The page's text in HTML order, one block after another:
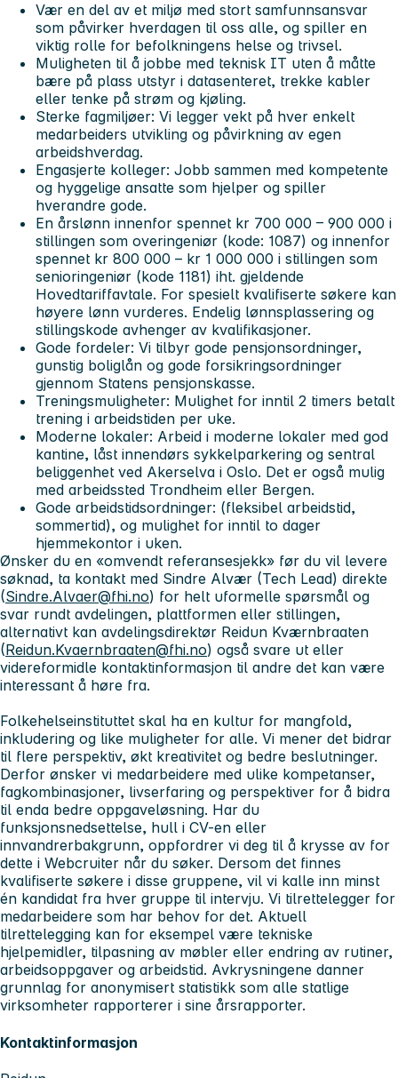
Vær en del av et miljø med stort samfunnsansvar
som påvirker hverdagen til oss alle, og spiller en
viktig rolle for befolkningens helse og trivsel.
Muligheten til å jobbe med teknisk IT uten å måtte
bære på plass utstyr i datasenteret, trekke kabler
eller tenke på strøm og kjøling.
Sterke fagmiljøer: Vi legger vekt på hver enkelt
medarbeiders utvikling og påvirkning av egen
arbeidshverdag.
Engasjerte kolleger: Jobb sammen med kompetente
og hyggelige ansatte som hjelper og spiller
hverandre gode.
En årslønn innenfor spennet kr 700 000 – 900 000 i
stillingen som overingeniør (kode: 1087) og innenfor
spennet kr 800 000 – kr 1 000 000 i stillingen som
senioringeniør (kode 1181) iht. gjeldende
Hovedtariffavtale. For spesielt kvalifiserte søkere kan
høyere lønn vurderes. Endelig lønnsplassering og
stillingskode avhenger av kvalifikasjoner.
Gode fordeler: Vi tilbyr gode pensjonsordninger,
gunstig boliglån og gode forsikringsordninger
gjennom Statens pensjonskasse.
Treningsmuligheter: Mulighet for inntil 2 timers betalt
trening i arbeidstiden per uke.
Moderne lokaler: Arbeid i moderne lokaler med god
kantine, låst innendørs sykkelparkering og sentral
beliggenhet ved Akerselva i Oslo. Det er også mulig
med arbeidssted Trondheim eller Bergen.
Gode arbeidstidsordninger: (fleksibel arbeidstid,
sommertid), og mulighet for inntil to dager
hjemmekontor i uken.
Ønsker du en «omvendt referansesjekk» før du vil levere
søknad, ta kontakt med Sindre Alvær (Tech Lead) direkte
(Sindre.Alvaer@fhi.no) for helt uformelle spørsmål og
svar rundt avdelingen, plattformen eller stillingen,
alternativt kan avdelingsdirektør Reidun Kværnbraaten
(Reidun.Kvaernbraaten@fhi.no) også svare ut eller
videreformidle kontaktinformasjon til andre det kan være
interessant å høre fra.
Folkehelseinstituttet skal ha en kultur for mangfold,
inkludering og like muligheter for alle. Vi mener det bidrar
til flere perspektiv, økt kreativitet og bedre beslutninger.
Derfor ønsker vi medarbeidere med ulike kompetanser,
fagkombinasjoner, livserfaring og perspektiver for å bidra
til enda bedre oppgaveløsning. Har du
funksjonsnedsettelse, hull i CV-en eller
innvandrerbakgrunn, oppfordrer vi deg til å krysse av for
dette i Webcruiter når du søker. Dersom det finnes
kvalifiserte søkere i disse gruppene, vil vi kalle inn minst
én kandidat fra hver gruppe til intervju. Vi tilrettelegger for
medarbeidere som har behov for det. Aktuell
tilrettelegging kan for eksempel være tekniske
hjelpemidler, tilpasning av møbler eller endring av rutiner,
arbeidsoppgaver og arbeidstid. Avkrysningene danner
grunnlag for anonymisert statistikk som alle statlige
virksomheter rapporterer i sine årsrapporter.
Kontaktinformasjon